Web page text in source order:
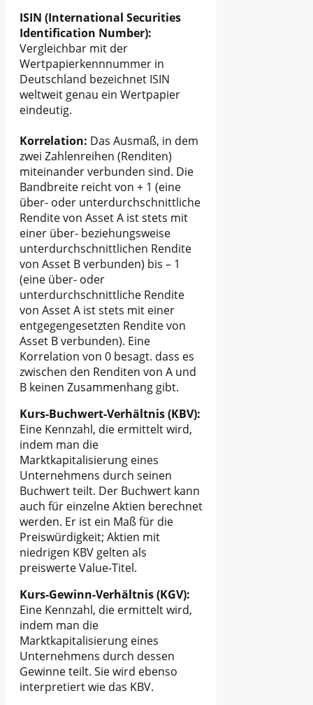
ISIN (International Securities
Identification Number):
Vergleichbar mit der
Wertpapierkennnummer in
Deutschland bezeichnet ISIN
weltweit genau ein Wertpapier
eindeutig.
Korrelation: Das Ausmaß, in dem
zwei Zahlenreihen (Renditen)
miteinander verbunden sind. Die
Bandbreite reicht von + 1 (eine
über- oder unterdurchschnittliche
Rendite von Asset A ist stets mit
einer über- beziehungsweise
unterdurchschnittlichen Rendite
von Asset B verbunden) bis – 1
(eine über- oder
unterdurchschnittliche Rendite
von Asset A ist stets mit einer
entgegengesetzten Rendite von
Asset B verbunden). Eine
Korrelation von 0 besagt. dass es
zwischen den Renditen von A und
B keinen Zusammenhang gibt.
Kurs-Buchwert-Verhältnis (KBV):
Eine Kennzahl, die ermittelt wird,
indem man die
Marktkapitalisierung eines
Unternehmens durch seinen
Buchwert teilt. Der Buchwert kann
auch für einzelne Aktien berechnet
werden. Er ist ein Maß für die
Preiswürdigkeit; Aktien mit
niedrigen KBV gelten als
preiswerte Value-Titel.
Kurs-Gewinn-Verhältnis (KGV):
Eine Kennzahl, die ermittelt wird,
indem man die
Marktkapitalisierung eines
Unternehmens durch dessen
Gewinne teilt. Sie wird ebenso
interpretiert wie das KBV.